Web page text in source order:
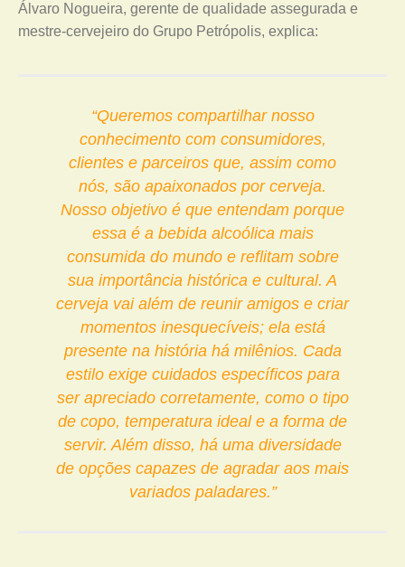
Álvaro Nogueira, gerente de qualidade assegurada e
mestre-cervejeiro do Grupo Petrópolis, explica:
“Queremos compartilhar nosso
conhecimento com consumidores,
clientes e parceiros que, assim como
nós, são apaixonados por cerveja.
Nosso objetivo é que entendam porque
essa é a bebida alcoólica mais
consumida do mundo e reflitam sobre
sua importância histórica e cultural. A
cerveja vai além de reunir amigos e criar
momentos inesquecíveis; ela está
presente na história há milênios. Cada
estilo exige cuidados específicos para
ser apreciado corretamente, como o tipo
de copo, temperatura ideal e a forma de
servir. Além disso, há uma diversidade
de opções capazes de agradar aos mais
variados paladares.”